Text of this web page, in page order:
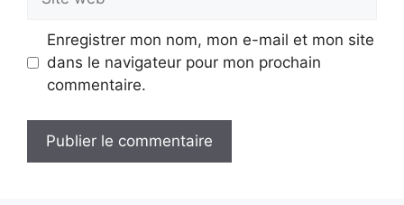
web
Enregistrer mon nom, mon e-mail et mon site
dans le navigateur pour mon prochain
commentaire.